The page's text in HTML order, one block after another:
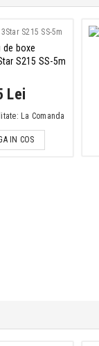
de boxe
S215 SS-5m
Lei
La Comanda
IN COS